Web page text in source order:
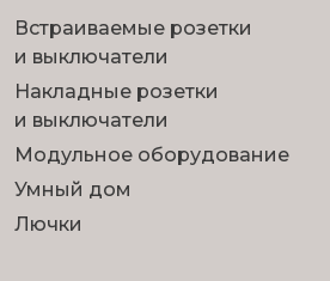
Встраиваемые розетки
и выключатели
Накладные розетки
и выключатели
Модульное оборудование
Умный дом
Лючки